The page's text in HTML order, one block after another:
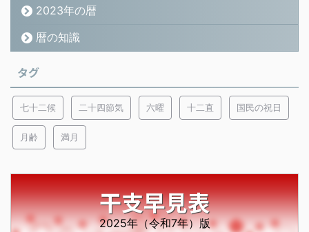
2023年の暦
暦の知識
タグ
七十二候 二十四節気 六曜 十二直 国民の祝日
月齢 満月
干支早見表
2025年（令和7年）版